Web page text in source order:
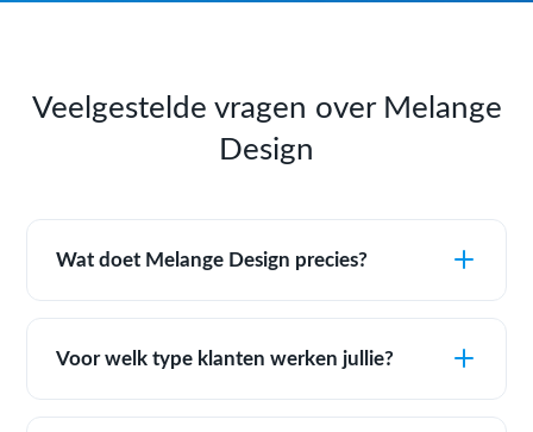
Veelgestelde vragen over Melange
Design
Wat doet Melange Design precies?
Voor welk type klanten werken jullie?